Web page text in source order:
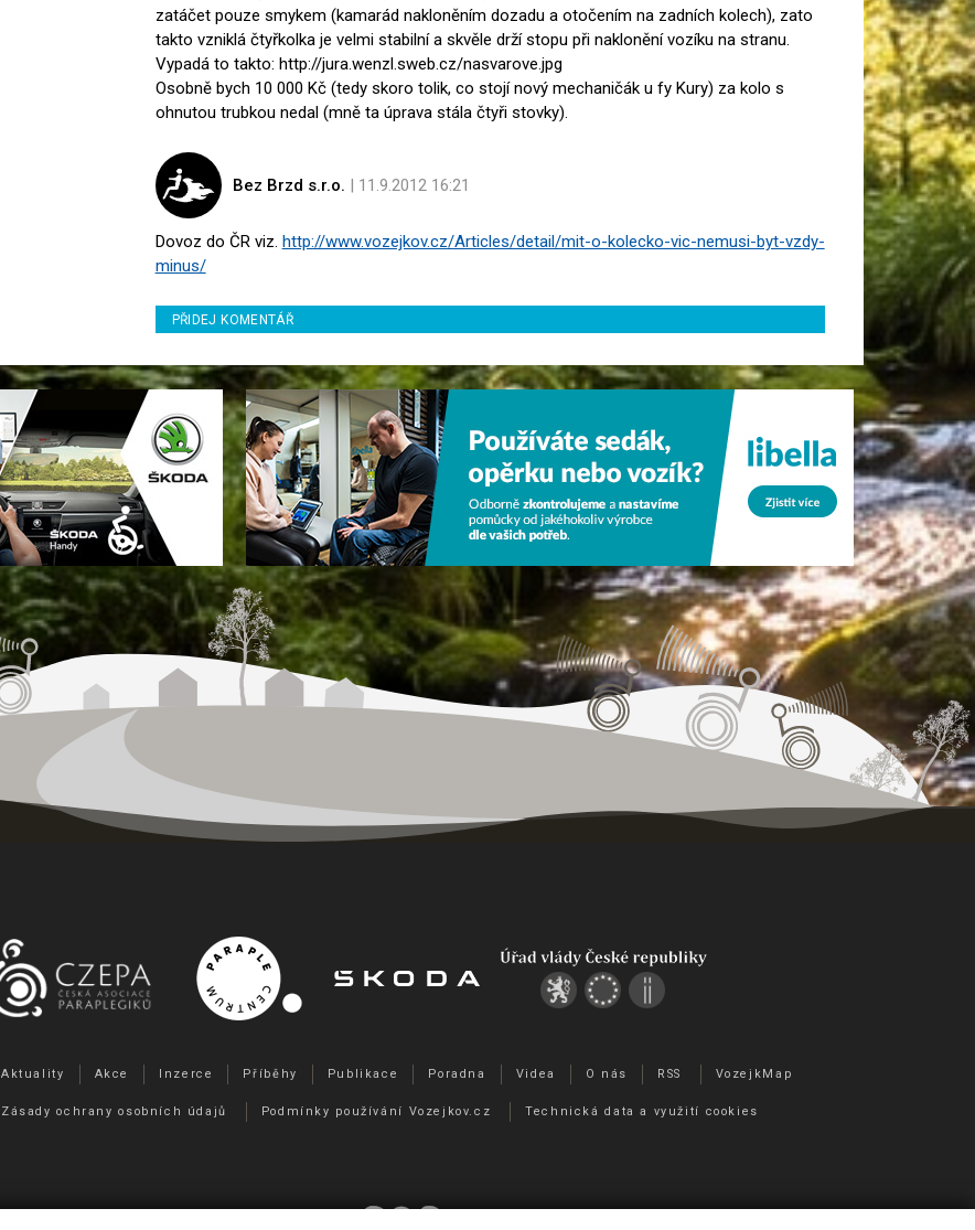
zatáčet pouze smykem (kamarád nakloněním dozadu a otočením na zadních kolech), zato
takto vzniklá čtyřkolka je velmi stabilní a skvěle drží stopu při naklonění vozíku na stranu.
Vypadá to takto: http://jura.wenzl.sweb.cz/nasvarove.jpg
Osobně bych 10 000 Kč (tedy skoro tolik, co stojí nový mechaničák u fy Kury) za kolo s
ohnutou trubkou nedal (mně ta úprava stála čtyři stovky).
Bez Brzd s.r.o. | 11.9.2012 16:21
Dovoz do ČR viz. http://www.vozejkov.cz/Articles/detail/mit-o-kolecko-vic-nemusi-byt-vzdy-
minus/
PŘIDEJ KOMENTÁŘ
Aktuality Akce Inzerce Příběhy Publikace Poradna Videa O nás RSS VozejkMap
Zásady ochrany osobních údajů Podmínky používání Vozejkov.cz Technická data a využití cookies